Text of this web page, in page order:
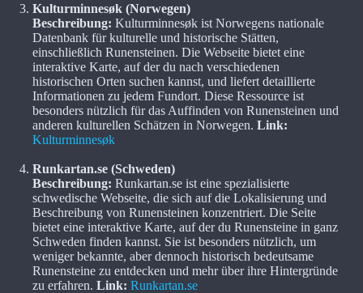
Kulturminnesøk (Norwegen)
Beschreibung: Kulturminnesøk ist Norwegens nationale
Datenbank für kulturelle und historische Stätten,
einschließlich Runensteinen. Die Webseite bietet eine
interaktive Karte, auf der du nach verschiedenen
historischen Orten suchen kannst, und liefert detaillierte
Informationen zu jedem Fundort. Diese Ressource ist
besonders nützlich für das Auffinden von Runensteinen und
anderen kulturellen Schätzen in Norwegen. Link:
Kulturminnesøk
Runkartan.se (Schweden)
Beschreibung: Runkartan.se ist eine spezialisierte
schwedische Webseite, die sich auf die Lokalisierung und
Beschreibung von Runensteinen konzentriert. Die Seite
bietet eine interaktive Karte, auf der du Runensteine in ganz
Schweden finden kannst. Sie ist besonders nützlich, um
weniger bekannte, aber dennoch historisch bedeutsame
Runensteine zu entdecken und mehr über ihre Hintergründe
zu erfahren. Link: Runkartan.se